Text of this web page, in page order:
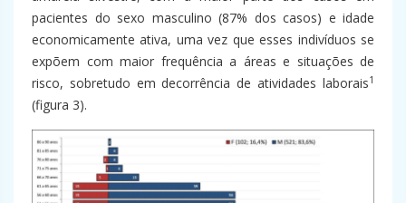
pacientes do sexo masculino (87% dos casos) e idade
economicamente ativa, uma vez que esses indivíduos se
expõem com maior frequência a áreas e situações de
risco, sobretudo em decorrência de atividades laborais1
(figura 3).